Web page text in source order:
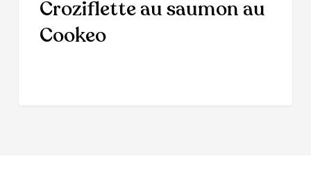
Croziflette au saumon au
Cookeo